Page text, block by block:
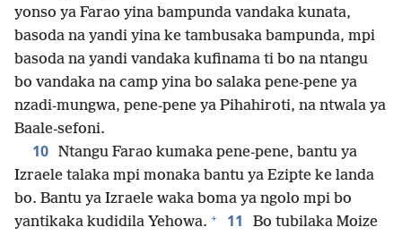
yonso ya Farao yina bampunda vandaka kunata,
basoda na yandi yina ke tambusaka bampunda, mpi
basoda na yandi vandaka kufinama ti bo na ntangu
bo vandaka na camp yina bo salaka pene-pene ya
nzadi-mungwa, pene-pene ya Pihahiroti, na ntwala ya
Baale-sefoni.
10 Ntangu Farao kumaka pene-pene, bantu ya
Izraele talaka mpi monaka bantu ya Ezipte ke landa
bo. Bantu ya Izraele waka boma ya ngolo mpi bo
yantikaka kudidila Yehowa. + 11
Bo tubilaka Moize